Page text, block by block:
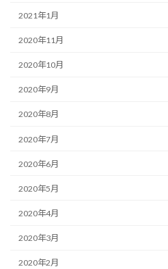
2021年1月
2020年11月
2020年10月
2020年9月
2020年8月
2020年7月
2020年6月
2020年5月
2020年4月
2020年3月
2020年2月